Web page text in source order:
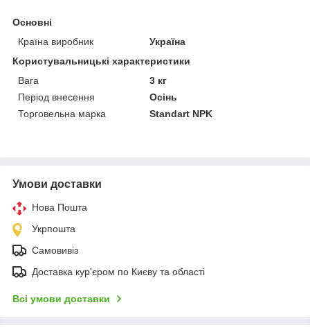
Основні
Країна виробник
Україна
Користувальницькі характеристики
Вага
3 кг
Період внесення
Осінь
Торговельна марка
Standart NPK
Умови доставки
Нова Пошта
Укрпошта
Самовивіз
Доставка кур'єром по Києву та області
Всі умови доставки